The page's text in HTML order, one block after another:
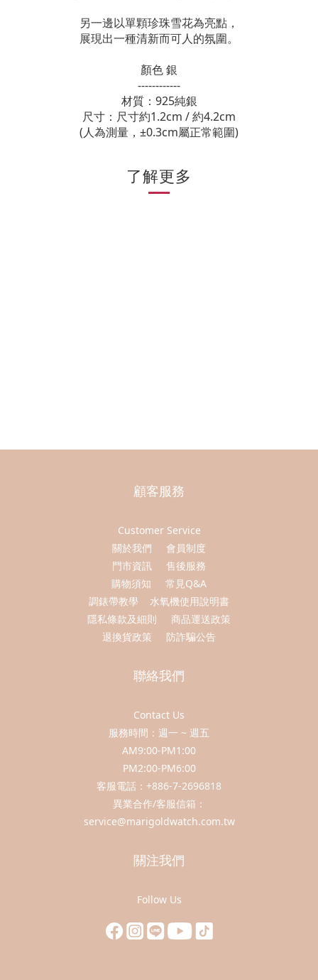
另一邊以單顆珍珠雪花為亮點，
展現出一種清新而可人的氛圍。
顏色 銀
------------
材質：925純銀
尺寸：尺寸約1.2cm / 約4.2cm
(人為測量，±0.3cm屬正常範圍)
了解更多
顧客服務
Customer Service
關於我們
會員制度
門市資訊
售後服務
購物須知
常見Q&A
調錶帶教學
水氧機使用說明書
隱私條款及細則
商品運送政策
退換貨政策
防詐騙公告
聯絡我們
Contact Us
服務時間：週一 ~ 週五
AM9:00-PM1:00
PM2:00-PM6:00
客服電話：+886-7-2696818
異業合作/客服信箱：
service@marigoldwatch.com.tw
關注我們
Follow Us